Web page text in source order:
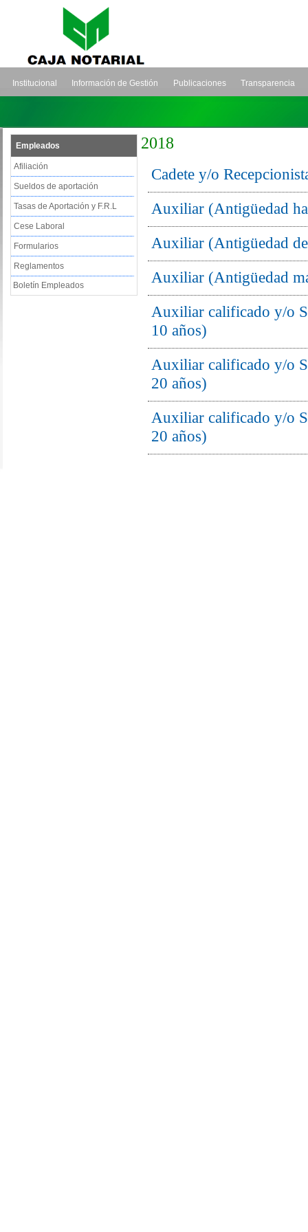
Institucional Información de Gestión Publicaciones Transparencia
Empleados
Afiliación
Sueldos de aportación
Tasas de Aportación y F.R.L
Cese Laboral
Formularios
Reglamentos
Boletín Empleados
2018
Cadete y/o
Auxiliar (Antigüedad
Auxiliar (Antigüedad
Auxiliar (Antigüedad
Auxiliar calificado y/o
10 años)
Auxiliar calificado y/o
20 años)
Auxiliar calificado y/o
20 años)